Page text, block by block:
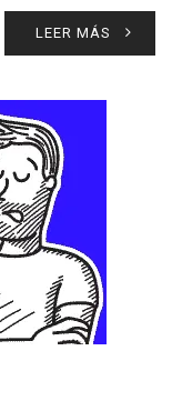
LEER MÁS